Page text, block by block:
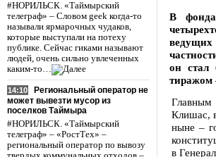
#НОРИЛЬСК. «Таймырский
телеграф» – Словом geek когда-то
называли ярмарочных чудаков,
которые выступали на потеху
публике. Сейчас гиками называют
людей, очень сильно увлеченных
каким-то…
14:10
Региональный оператор не
может вывезти мусор из
поселков Таймыра
#НОРИЛЬСК. «Таймырский
телеграф» – «РостТех» –
региональный оператор по вывозу
В
он стал
тиражом
Главным
Клишас,
ныне –
в